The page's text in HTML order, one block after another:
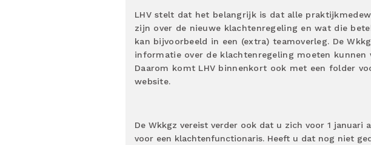
LHV stelt dat het belangrijk is dat alle
zijn over de nieuwe klachtenregeling en wat die
kan bijvoorbeeld in een (extra) teamoverleg. De
informatie over de klachtenregeling moeten
Daarom komt LHV binnenkort ook met een folder
website.
De Wkkgz vereist verder ook dat u zich voor 1 januari
voor een klachtenfunctionaris. Heeft u dat nog niet